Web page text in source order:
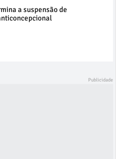
a suspensão de